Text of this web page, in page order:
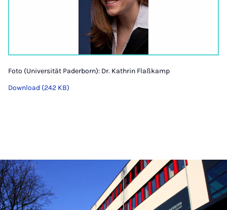
Foto (Universität Paderborn): Dr. Kathrin Flaßkamp
Download (242 KB)